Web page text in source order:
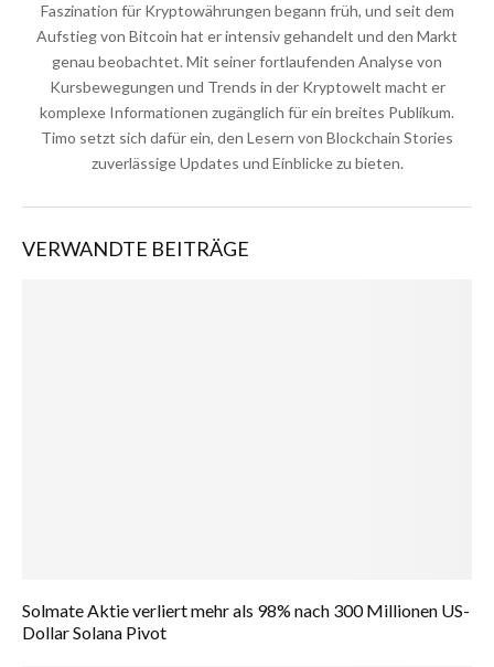
Faszination für Kryptowährungen begann früh, und seit dem
Aufstieg von Bitcoin hat er intensiv gehandelt und den Markt
genau beobachtet. Mit seiner fortlaufenden Analyse von
Kursbewegungen und Trends in der Kryptowelt macht er
komplexe Informationen zugänglich für ein breites Publikum.
Timo setzt sich dafür ein, den Lesern von Blockchain Stories
zuverlässige Updates und Einblicke zu bieten.
VERWANDTE BEITRÄGE
Solmate Aktie verliert mehr als 98% nach 300 Millionen US-
Dollar Solana Pivot